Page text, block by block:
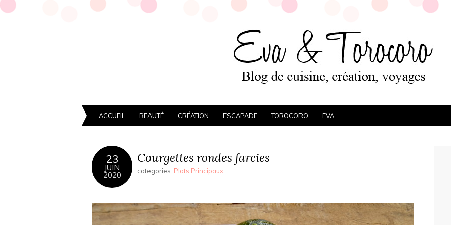
ACCUEIL BEAUTÉ CRÉATION ESCAPADE TOROCORO EVA
23
JUIN
2020
Courgettes rondes farcies
categories: Plats Principaux